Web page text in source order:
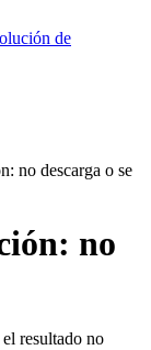
de
no descarga o se
no
resultado no